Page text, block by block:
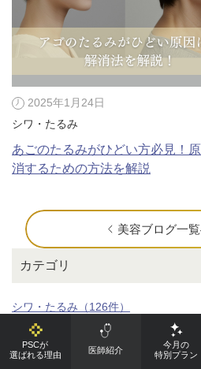
カテゴリ
シワ・たるみ（126件）
美肌・アンチエイジング（70件）
2025年1月24日
シワ・たるみ
あごのたるみがひどい方必見！
消するための方法を解説
美容ブログ一
PSCが
選ばれる理由
医師紹介
今月の
特別プラン